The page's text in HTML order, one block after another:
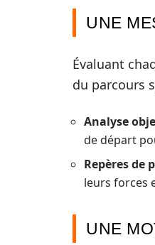
UNE
Évaluant
du parcours
Analyse
de départ
Repères de
leurs forces
UNE